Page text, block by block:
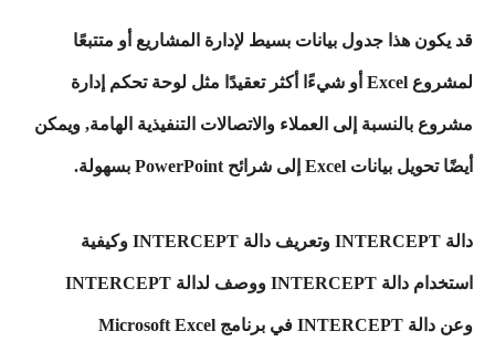
قد يكون هذا جدول بيانات بسيط لإدارة المشاريع أو متتبعًا
لمشروع Excel أو شيءًا أكثر تعقيدًا مثل لوحة تحكم إدارة
مشروع بالنسبة إلى العملاء والاتصالات التنفيذية الهامة, ويمكن
أيضًا تحويل بيانات Excel إلى شرائح PowerPoint بسهولة.
دالة INTERCEPT وتعريف دالة INTERCEPT وكيفية
استخدام دالة INTERCEPT ووصف لدالة INTERCEPT
وعن دالة INTERCEPT في برنامج Microsoft Excel